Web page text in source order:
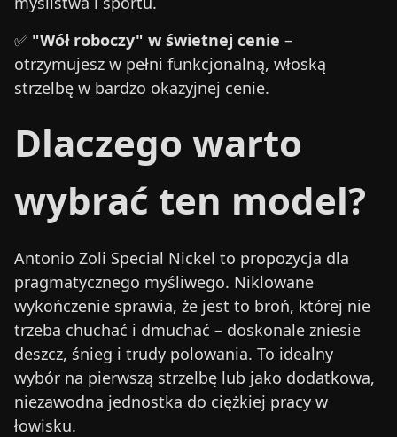
✅ "Wół roboczy" w świetnej cenie –
otrzymujesz w pełni funkcjonalną, włoską
strzelbę w bardzo okazyjnej cenie.
Dlaczego warto
wybrać ten model?
Antonio Zoli Special Nickel to propozycja dla
pragmatycznego myśliwego. Niklowane
wykończenie sprawia, że jest to broń, której nie
trzeba chuchać i dmuchać – doskonale zniesie
deszcz, śnieg i trudy polowania. To idealny
wybór na pierwszą strzelbę lub jako dodatkowa,
niezawodna jednostka do ciężkiej pracy w
łowisku.